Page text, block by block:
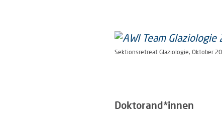
Sektionsretreat Glaziologie, Oktober
Doktorand*innen